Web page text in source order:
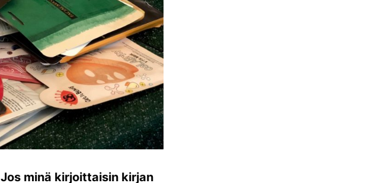
Jos minä kirjoittaisin kirjan